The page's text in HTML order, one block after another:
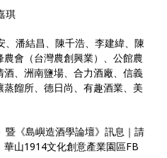
琪
潘結昌、陳千浩、李建緯、陳
會（台灣農創興業）、公館農
、洲南鹽場、合力酒廠、信義
餾所、德日尚、有趣酒業、美
《島嶼造酒學論壇》訊息｜請
山1914文化創意產業園區FB